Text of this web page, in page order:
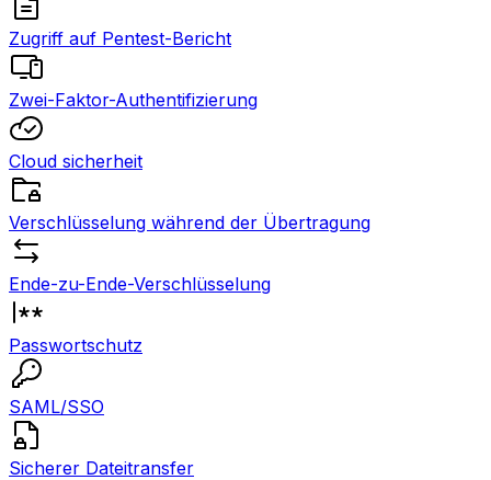
Zugriff auf Pentest-Bericht
Zwei-Faktor-Authentifizierung
Cloud sicherheit
Verschlüsselung während der Übertragung
Ende-zu-Ende-Verschlüsselung
Passwortschutz
SAML/SSO
Sicherer Dateitransfer